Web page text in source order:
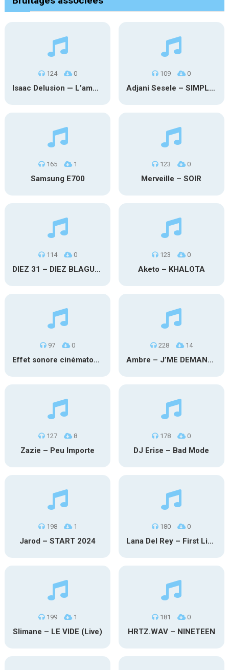
124 0
Isaac Delusion — L’amour illogique
109 0
Adjani Sesele – SIMPLE REGARD
165 1
Samsung E700
123 0
Merveille – SOIR
114 0
DIEZ 31 – DIEZ BLAGUE A PART
123 0
Aketo – KHALOTA
97 0
Effet sonore cinématographique
228 14
Ambre – J’ME DEMANDE
127 8
Zazie – Peu Importe
178 0
DJ Erise – Bad Mode
198 1
Jarod – START 2024
180 0
Lana Del Rey – First Light
199 1
Slimane – LE VIDE (Live)
181 0
HRTZ.WAV – NINETEEN